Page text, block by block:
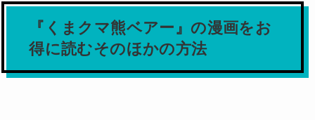
『くまクマ熊ベアー』の漫画をお
得に読むそのほかの方法